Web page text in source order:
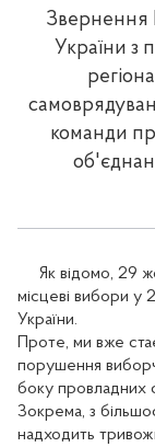
Звернення
України з
команди
Як відомо, 29
місцеві вибори у
України.
Проте, ми вже
порушення
боку провладних
Зокрема, з
надходить